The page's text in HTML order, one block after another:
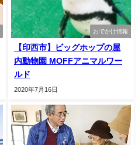
おでかけ情報
【印西市】ビッグホップの屋
内動物園 MOFFアニマルワー
ルド
2020年7月16日